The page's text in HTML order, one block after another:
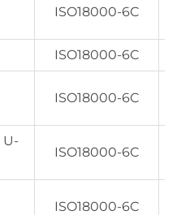
ISO18000-6C
ISO18000-6C
ISO18000-6C
U-
ISO18000-6C
ISO18000-6C